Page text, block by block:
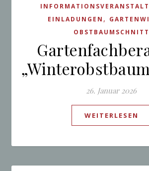
EINLADUNGEN ,
OBSTBAUMSCHNITT
26. Januar 2026
WEITERLESEN